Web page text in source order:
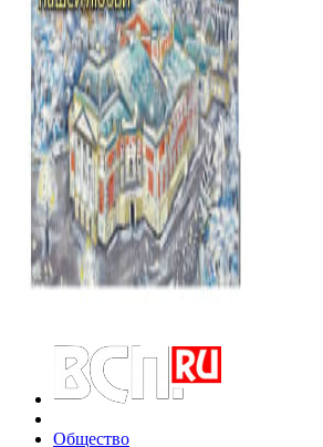
Общество